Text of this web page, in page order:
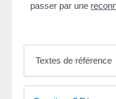
passer par une
Textes de référence